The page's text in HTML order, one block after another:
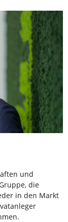
und
die
in den Markt